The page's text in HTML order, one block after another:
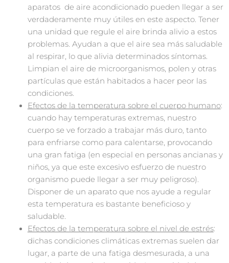
aparatos de aire acondicionado pueden llegar a ser
verdaderamente muy útiles en este aspecto. Tener
una unidad que regule el aire brinda alivio a estos
problemas. Ayudan a que el aire sea más saludable
al respirar, lo que alivia determinados síntomas.
Limpian el aire de microorganismos, polen y otras
partículas que están habitados a hacer peor las
condiciones.
Efectos de la temperatura sobre el cuerpo humano:
cuando hay temperaturas extremas, nuestro
cuerpo se ve forzado a trabajar más duro, tanto
para enfriarse como para calentarse, provocando
una gran fatiga (en especial en personas ancianas y
niños, ya que este excesivo esfuerzo de nuestro
organismo puede llegar a ser muy peligroso).
Disponer de un aparato que nos ayude a regular
esta temperatura es bastante beneficioso y
saludable.
Efectos de la temperatura sobre el nivel de estrés:
dichas condiciones climáticas extremas suelen dar
lugar, a parte de una fatiga desmesurada, a una